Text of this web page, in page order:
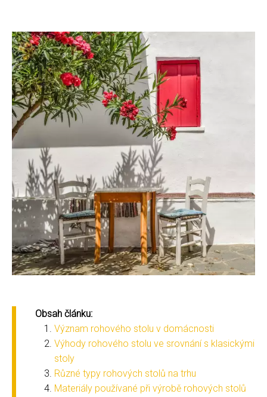
Obsah článku:
Význam rohového stolu v domácnosti
Výhody rohového stolu ve srovnání s klasickými
stoly
Různé typy rohových stolů na trhu
Materiály používané při výrobě rohových stolů